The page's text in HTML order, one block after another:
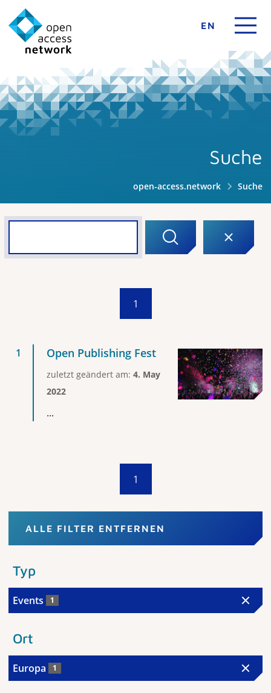
EN
Suche
open-access.network Suche
1
Open Publishing Fest
zuletzt geändert am: 4. May
2022
...
1
ALLE FILTER ENTFERNEN
Typ
Events 1
Ort
Europa 1